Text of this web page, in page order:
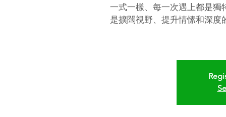
一式一樣、每一次遇上都是獨
是擴闊視野、提升情愫和深